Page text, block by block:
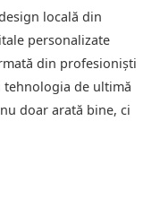
locală din
personalizate
din profesioniști
tehnologia de ultimă
doar arată bine, ci